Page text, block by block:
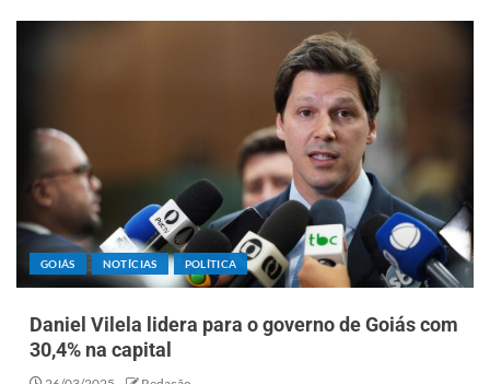
GOIÁS NOTÍCIAS POLÍTICA
Daniel Vilela lidera para o governo de Goiás com
30,4% na capital